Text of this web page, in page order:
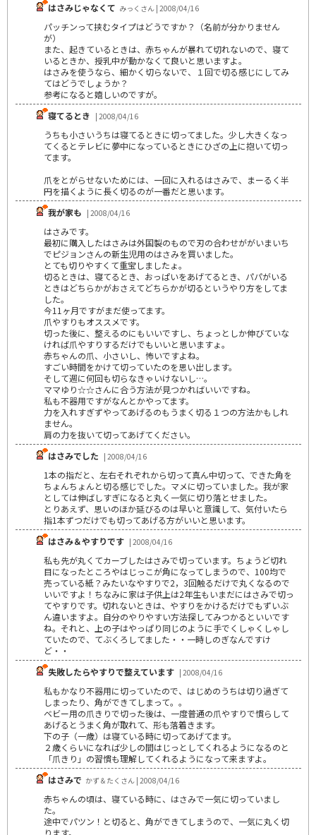
はさみじゃなくて みっくさん | 2008/04/16
パッチンって挟むタイプはどうですか？（名前が分かりません
が）
また、起きているときは、赤ちゃんが暴れて切れないので、寝て
いるときか、授乳中が動かなくて良いと思いますよ。
はさみを使うなら、細かく切らないで、１回で切る感じにしてみ
てはどうでしょうか？
参考になると嬉しいのですが。
寝てるとき | 2008/04/16
うちも小さいうちは寝てるときに切ってました。少し大きくなっ
てくるとテレビに夢中になっているときにひざの上に抱いて切っ
てます。
爪をとがらせないためには、一回に入れるはさみで、まーるく半
円を描くように長く切るのが一番だと思います。
我が家も | 2008/04/16
はさみです。
最初に購入したはさみは外国製のもので刃の合わせががいまいち
でピジョンさんの新生児用のはさみを買いました。
とても切りやすくて重宝しましたょ。
切るときは、寝てるとき、おっぱいをあげてるとき、パパがいる
ときはどちらかがおさえてどちらかが切るというやり方をしてま
した。
今11ヶ月ですがまだ使ってます。
爪やすりもオススメです。
切った後に、整えるのにもいいですし、ちょっとしか伸びていな
ければ爪やすりするだけでもいいと思いますょ。
赤ちゃんの爪、小さいし、怖いですよね。
すごい時間をかけて切っていたのを思い出します。
そして週に何回も切らなきゃいけないし…。
ママゆり☆☆さんに合う方法が見つかればいいですね。
私も不器用ですがなんとかやってます。
力を入れすぎずやってあげるのもうまく切る１つの方法かもしれ
ません。
肩の力を抜いて切ってあげてください。
はさみでした | 2008/04/16
1本の指だと、左右それぞれから切って真ん中切って、できた角を
ちょんちょんと切る感じでした。マメに切っていました。我が家
としては伸ばしすぎになると丸く一気に切り落とせました。
とりあえず、思いのほか延びるのは早いと意識して、気付いたら
指1本ずつだけでも切ってあげる方がいいと思います。
はさみ＆やすりです | 2008/04/16
私も先が丸くてカーブしたはさみで切っています。ちょうど切れ
目になったところやはじっこが角になってしまうので、100均で
売っている紙？みたいなやすりで2，3回触るだけで丸くなるので
いいですよ！ちなみに家は子供上は2年生もいまだにはさみで切っ
てやすりです。切れないときは、やすりをかけるだけでもずいぶ
ん違いますよ。自分のやりやすい方法探してみつかるといいです
ね。それと、上の子はやっぱり同じのように手でくしゃくしゃし
ていたので、てぶくろしてました・・一時しのぎなんですけ
ど・・
失敗したらやすりで整えています | 2008/04/16
私もかなり不器用に切っていたので、はじめのうちは切り過ぎて
しまったり、角ができてしまって。。
ベビー用の爪きりで切った後は、一度普通の爪やすりで慣らして
あげるとうまく角が取れて、形も落着きます。
下の子（一歳）は寝ている時に切ってあげてます。
２歳くらいになれば少しの間はじっとしてくれるようになるのと
「爪きり」の習慣も理解してくれるようになって来ますよ。
はさみで かず＆たくさん | 2008/04/16
赤ちゃんの頃は、寝ている時に、はさみで一気に切っていまし
た。
途中でパツン！と切ると、角ができてしまうので、一気に丸く切
ります。